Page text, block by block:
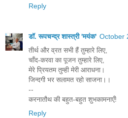
Reply
डॉ. रूपचन्द्र शास्त्री 'मयंक' October
तीर्थ और व्रत सभी हैं तुम्हारे लिए,
चाँद-करवा का पूजन तुम्हारे लिए,
मेरे प्रियतम तुम्ही मेरी आराधना।
जिन्दगी भर सलामत रहो साजना।।
--
करनातौथ की बहुत-बहुत शुभकामनाएँ!
Reply